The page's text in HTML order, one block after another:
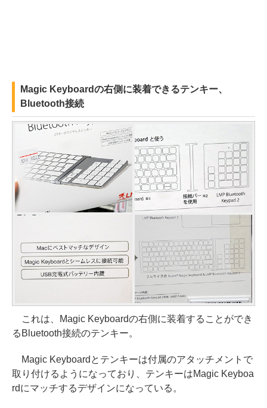
Magic Keyboardの右側に装着できるテンキー、
Bluetooth接続
これは、Magic Keyboardの右側に装着することができ
るBluetooth接続のテンキー。
Magic Keyboardとテンキーは付属のアタッチメントで
取り付けるようになっており、テンキーはMagic Keyboa
rdにマッチするデザインになっている。